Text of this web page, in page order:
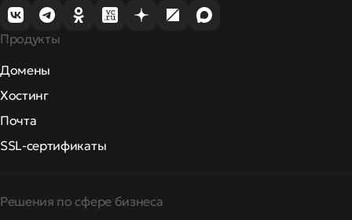
Продукты
Домены
Хостинг
Почта
SSL-сертификаты
Решения по сфере бизнеса